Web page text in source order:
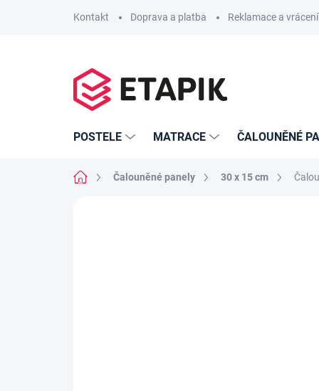
Kontakt Doprava a platba Reklamace a
POSTELE MATRACE ČALOUNĚNÉ
Domů Čalouněné panely 30 x 15 cm